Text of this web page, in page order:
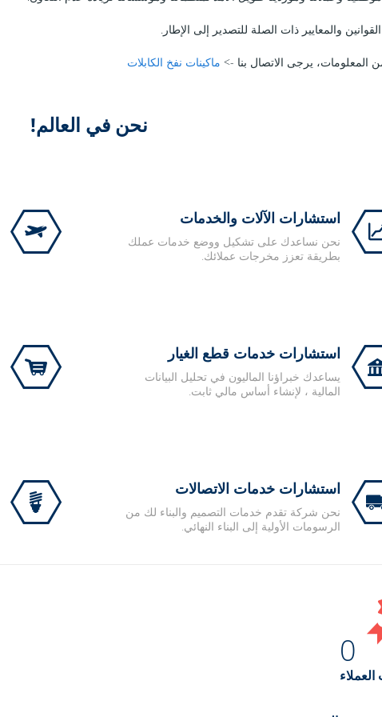
والمعايير ذات الصلة للتصدير إلى الإطار.
المعلومات، يرجى الاتصال بنا -> ماكينات نفخ الكابلات
نحن في العالم!
استشارات الآلات والخدمات
نحن نساعدك على تشكيل ووضع خدمات عملك
بطريقة تعزز مخرجات عملائك.
استشارات خدمات قطع الغيار
يساعدك خبراؤنا الماليون في تحليل البيانات
المالية ، لإنشاء أساس مالي ثابت.
استشارات خدمات الاتصالات
نحن شركة تقدم خدمات التصميم والبناء لك من
الرسومات الأولية إلى البناء النهائي.
0
العملاء